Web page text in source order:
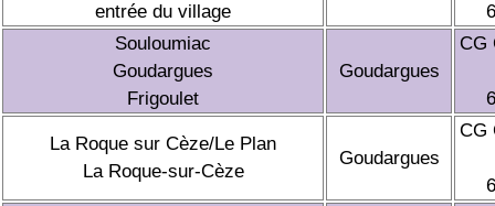
entrée du village
Souloumiac
Goudargues
Frigoulet
Goudargues
CG
La Roque sur Cèze/Le Plan
La Roque-sur-Cèze
Goudargues
CG